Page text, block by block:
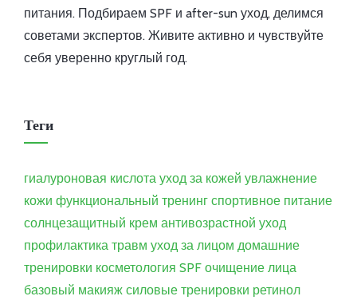
питания. Подбираем SPF и after-sun уход, делимся
советами экспертов. Живите активно и чувствуйте
себя уверенно круглый год.
Теги
гиалуроновая кислота уход за кожей увлажнение
кожи функциональный тренинг спортивное питание
солнцезащитный крем антивозрастной уход
профилактика травм уход за лицом домашние
тренировки косметология SPF очищение лица
базовый макияж силовые тренировки ретинол